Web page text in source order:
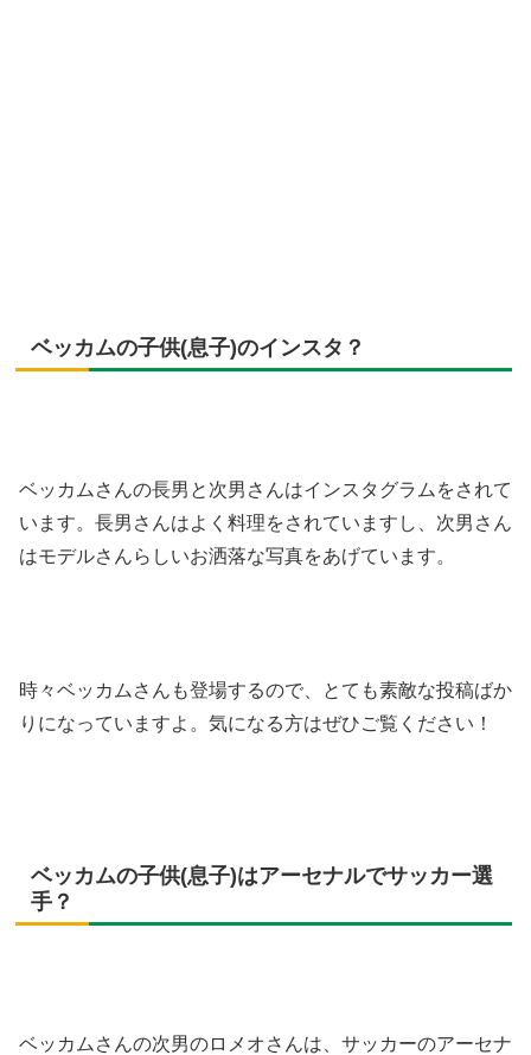
ベッカムの子供(息子)のインスタ？
ベッカムさんの長男と次男さんはインスタグラムをされて
います。長男さんはよく料理をされていますし、次男さん
はモデルさんらしいお洒落な写真をあげています。
時々ベッカムさんも登場するので、とても素敵な投稿ばか
りになっていますよ。気になる方はぜひご覧ください！
ベッカムの子供(息子)はアーセナルでサッカー選
手？
ベッカムさんの次男のロメオさんは、サッカーのアーセナ